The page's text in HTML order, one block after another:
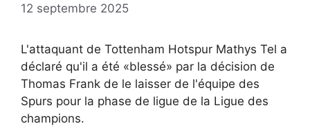
12 septembre 2025
L'attaquant de Tottenham Hotspur Mathys Tel a
déclaré qu'il a été «blessé» par la décision de
Thomas Frank de le laisser de l'équipe des
Spurs pour la phase de ligue de la Ligue des
champions.